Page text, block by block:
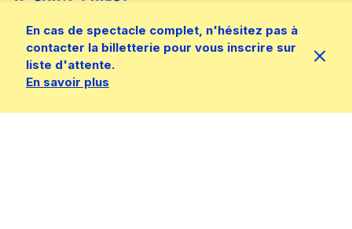
En cas de spectacle complet, n'hésitez pas à
contacter la billetterie pour vous inscrire sur
liste d'attente.
En savoir plus